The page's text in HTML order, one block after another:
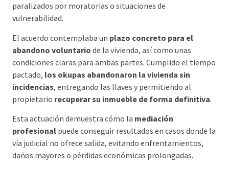
paralizados por moratorias o situaciones de
vulnerabilidad.
El acuerdo contemplaba un plazo concreto para el
abandono voluntario de la vivienda, así como unas
condiciones claras para ambas partes. Cumplido el tiempo
pactado, los okupas abandonaron la vivienda sin
incidencias, entregando las llaves y permitiendo al
propietario recuperar su inmueble de forma definitiva.
Esta actuación demuestra cómo la mediación
profesional puede conseguir resultados en casos donde la
vía judicial no ofrece salida, evitando enfrentamientos,
daños mayores o pérdidas económicas prolongadas.